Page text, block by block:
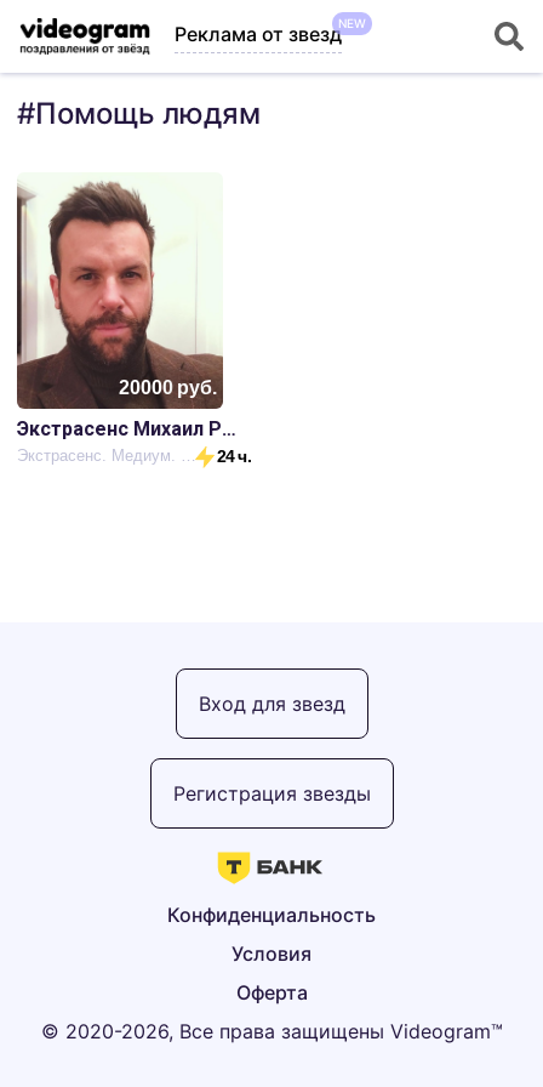
Реклама от звездNEW
#Помощь людям
20000руб.
Экстрасенс Михаил Радзивилл
Экстрасенс. Медиум. Ясновидящий. Серый маг (чёрная и белая магия) 24 ч.
© 2020-2026, Все права защищены Videogram™
Оферта
Условия
Конфиденциальность
Регистрация звезды
Вход для звезд